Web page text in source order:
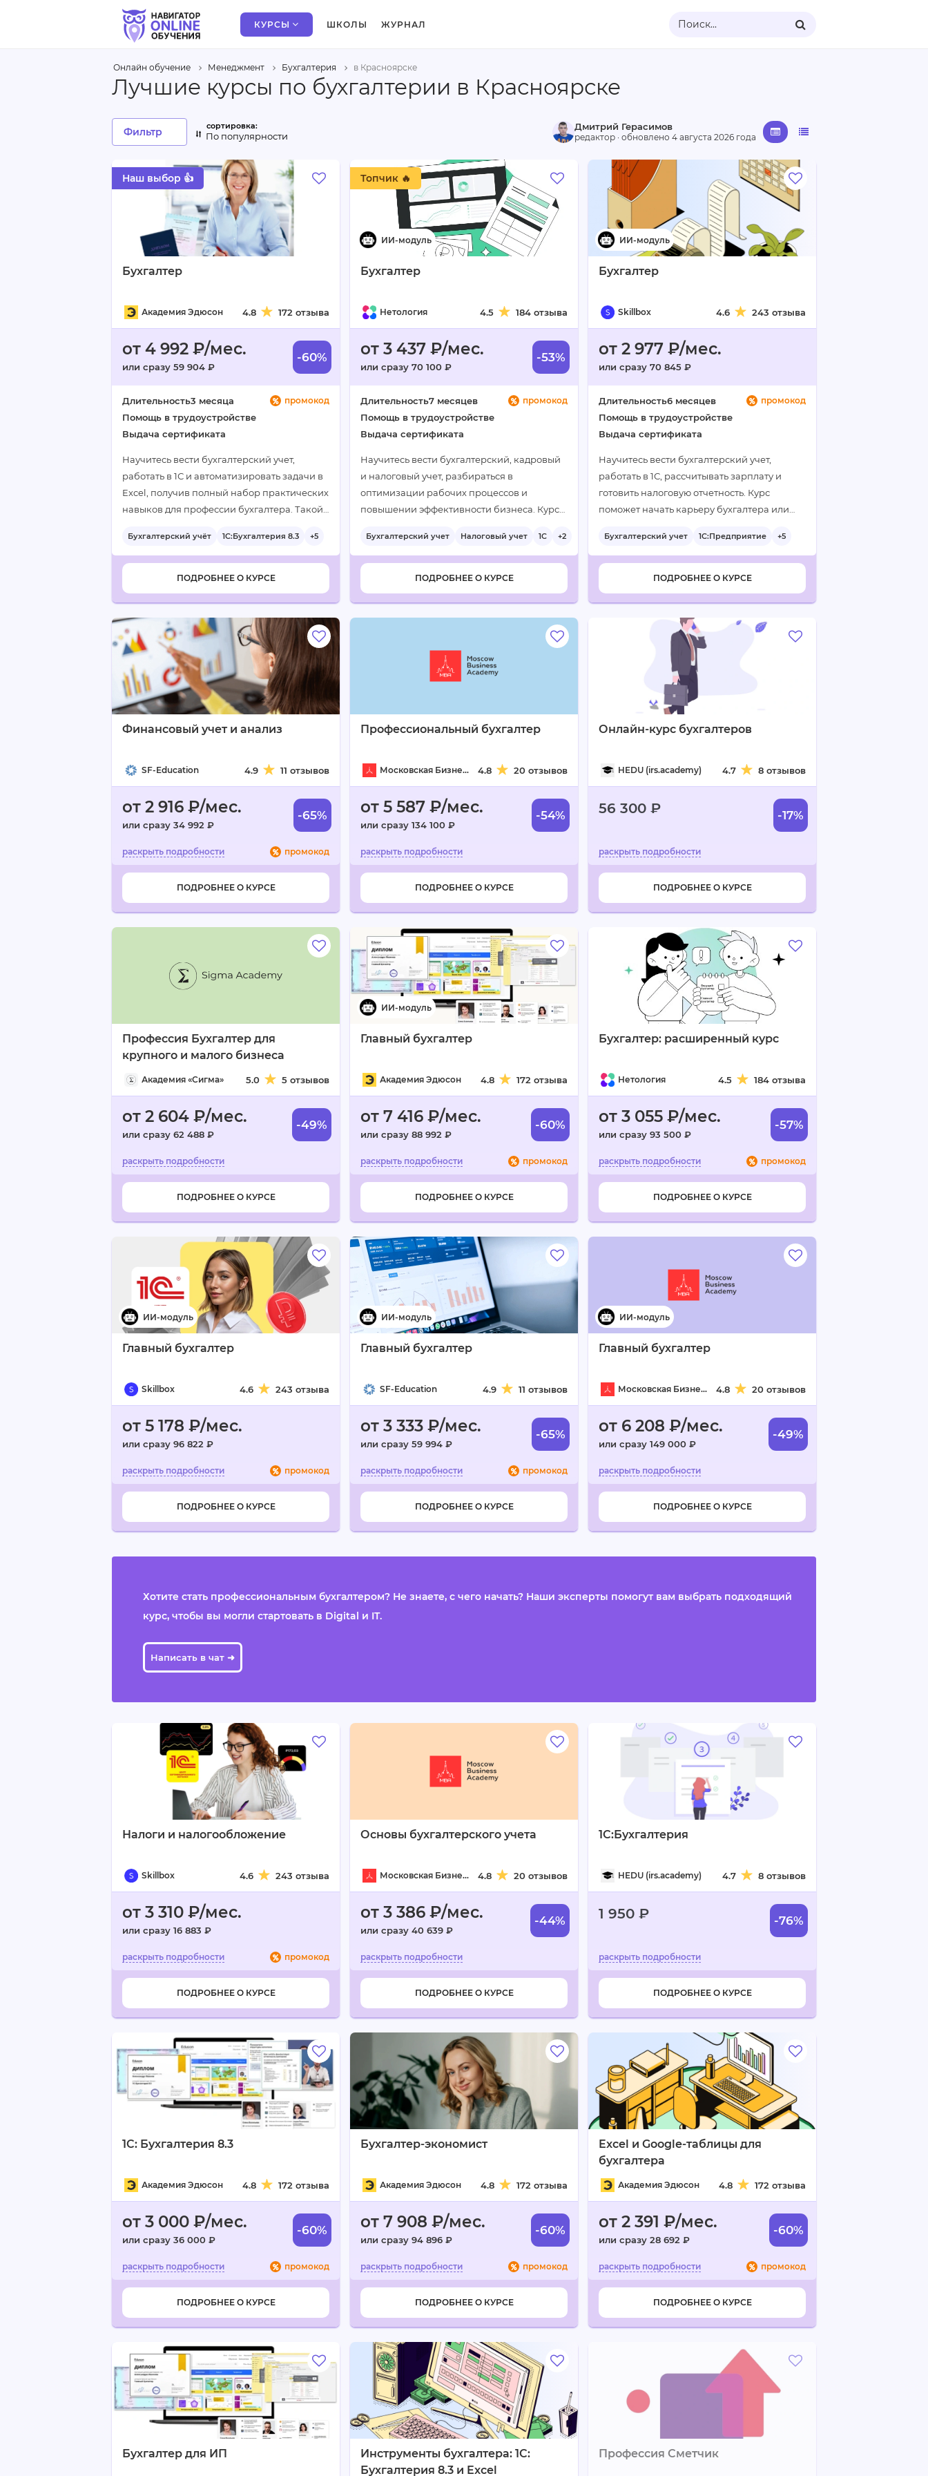
КУРСЫ ШКОЛЫ ЖУРНАЛ Поиск...
Онлайн обучение Менеджмент Бухгалтерия в Красноярске
Лучшие курсы по бухгалтерии в Красноярске
Бухгалтер
Академия Эдюсон 4.8 172 отзыва
от 4 992 ₽/мес.
или сразу 59 904 ₽
-60%
промокод
Длительность3 месяца
Помощь в трудоустройстве
Выдача сертификата
Научитесь вести бухгалтерский учет,
работать в 1С и автоматизировать задачи в
Excel, получив полный набор практических
навыков для профессии бухгалтера. Такой
все необходимые инструменты и…
Бухгалтерский учёт 1С:Бухгалтерия 8.3 +5
ПОДРОБНЕЕ О КУРСЕ
Наш выбор 👍
Бухгалтер
Нетология 4.5 184 отзыва
от 3 437 ₽/мес.
или сразу 70 100 ₽
-53%
промокод
Длительность7 месяцев
Помощь в трудоустройстве
Выдача сертификата
Научитесь вести бухгалтерский, кадровый
и налоговый учет, разбираться в
оптимизации рабочих процессов и
повышении эффективности бизнеса. Курс
дистанционно с получением диплома…
Бухгалтерский учет Налоговый учет 1С +2
ПОДРОБНЕЕ О КУРСЕ
Топчик 🔥
Бухгалтер
Skillbox 4.6 243 отзыва
от 2 977 ₽/мес.
или сразу 70 845 ₽
промокод
Длительность6 месяцев
Помощь в трудоустройстве
Выдача сертификата
Научитесь вести бухгалтерский учет,
работать в 1С, рассчитывать зарплату и
готовить налоговую отчетность. Курс
поможет начать карьеру бухгалтера или
Бухгалтерский учет 1С:Предприятие +5
ПОДРОБНЕЕ О КУРСЕ
Финансовый учет и анализ
SF-Education 4.9 11 отзывов
от 2 916 ₽/мес.
или сразу 34 992 ₽
-65%
промокод
ПОДРОБНЕЕ О КУРСЕ
Профессиональный бухгалтер
Московская Бизнес Академия 4.8 20 отзывов
от 5 587 ₽/мес.
или сразу 134 100 ₽
-54%
ПОДРОБНЕЕ О КУРСЕ
Онлайн-курс бухгалтеров
HEDU (irs.academy) 4.7 8 отзывов
56 300 ₽ -17%
ПОДРОБНЕЕ О КУРСЕ
Профессия Бухгалтер для
крупного и малого бизнеса
Академия «Сигма» 5.0 5 отзывов
от 2 604 ₽/мес.
или сразу 62 488 ₽
-49%
ПОДРОБНЕЕ О КУРСЕ
Главный бухгалтер
Академия Эдюсон 4.8 172 отзыва
от 7 416 ₽/мес.
или сразу 88 992 ₽
-60%
промокод
ПОДРОБНЕЕ О КУРСЕ
Бухгалтер: расширенный курс
Нетология 4.5 184 отзыва
от 3 055 ₽/мес.
или сразу 93 500 ₽
-57%
промокод
ПОДРОБНЕЕ О КУРСЕ
Главный бухгалтер
Skillbox 4.6 243 отзыва
от 5 178 ₽/мес.
или сразу 96 822 ₽
промокод
ПОДРОБНЕЕ О КУРСЕ
Главный бухгалтер
SF-Education 4.9 11 отзывов
от 3 333 ₽/мес.
или сразу 59 994 ₽
-65%
промокод
ПОДРОБНЕЕ О КУРСЕ
Главный бухгалтер
Московская Бизнес Академия 4.8 20 отзывов
от 6 208 ₽/мес.
или сразу 149 000 ₽
-49%
ПОДРОБНЕЕ О КУРСЕ
Хотите стать профессиональным бухгалтером? Не знаете, с чего начать? Наши эксперты помогут вам выбрать подходящий
курс, чтобы вы могли стартовать в Digital и IT.
Написать в чат ➜
Налоги и налогообложение
Skillbox 4.6 243 отзыва
от 3 310 ₽/мес.
или сразу 16 883 ₽
промокод
ПОДРОБНЕЕ О КУРСЕ
Основы бухгалтерского учета
Московская Бизнес Академия 4.8 20 отзывов
от 3 386 ₽/мес.
или сразу 40 639 ₽
-44%
ПОДРОБНЕЕ О КУРСЕ
1С:Бухгалтерия
HEDU (irs.academy) 4.7 8 отзывов
1 950 ₽ -76%
ПОДРОБНЕЕ О КУРСЕ
1C: Бухгалтерия 8.3
Академия Эдюсон 4.8 172 отзыва
от 3 000 ₽/мес.
или сразу 36 000 ₽
-60%
промокод
ПОДРОБНЕЕ О КУРСЕ
Бухгалтер-экономист
Академия Эдюсон 4.8 172 отзыва
от 7 908 ₽/мес.
или сразу 94 896 ₽
-60%
промокод
ПОДРОБНЕЕ О КУРСЕ
Excel и Google-таблицы для
бухгалтера
Академия Эдюсон 4.8 172 отзыва
от 2 391 ₽/мес.
или сразу 28 692 ₽
-60%
промокод
ПОДРОБНЕЕ О КУРСЕ
Бухгалтер для ИП
Инструменты бухгалтера: 1C:
Бухгалтерия 8.3 и Excel
Профессия Сметчик
Дмитрий Герасимов
редактор · обновлено 4 августа 2026 года
Фильтр По популярности